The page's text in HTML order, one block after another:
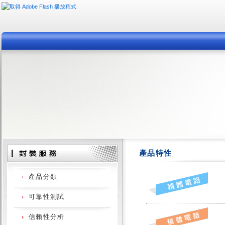
封裝服務
產品分類
可靠性測試
信賴性分析
產品特性